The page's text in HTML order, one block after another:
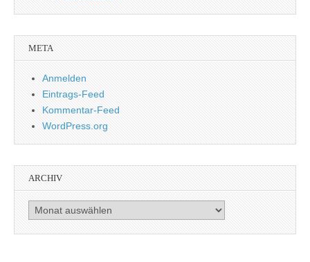
META
Anmelden
Eintrags-Feed
Kommentar-Feed
WordPress.org
ARCHIV
Archiv